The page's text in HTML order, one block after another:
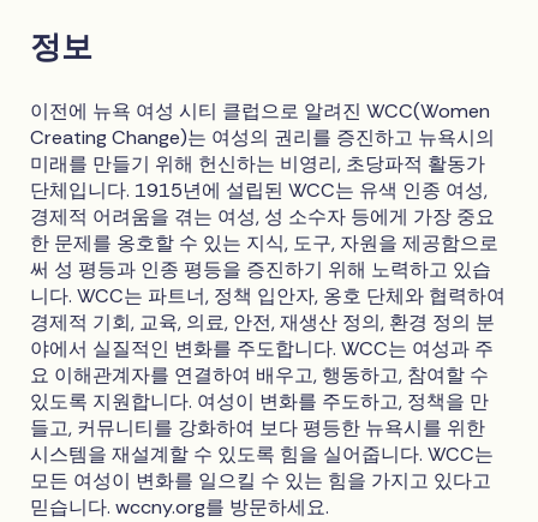
정보
이전에 뉴욕 여성 시티 클럽으로 알려진 WCC(Women
Creating Change)는 여성의 권리를 증진하고 뉴욕시의
미래를 만들기 위해 헌신하는 비영리, 초당파적 활동가
단체입니다. 1915년에 설립된 WCC는 유색 인종 여성,
경제적 어려움을 겪는 여성, 성 소수자 등에게 가장 중요
한 문제를 옹호할 수 있는 지식, 도구, 자원을 제공함으로
써 성 평등과 인종 평등을 증진하기 위해 노력하고 있습
니다. WCC는 파트너, 정책 입안자, 옹호 단체와 협력하여
경제적 기회, 교육, 의료, 안전, 재생산 정의, 환경 정의 분
야에서 실질적인 변화를 주도합니다. WCC는 여성과 주
요 이해관계자를 연결하여 배우고, 행동하고, 참여할 수
있도록 지원합니다. 여성이 변화를 주도하고, 정책을 만
들고, 커뮤니티를 강화하여 보다 평등한 뉴욕시를 위한
시스템을 재설계할 수 있도록 힘을 실어줍니다. WCC는
모든 여성이 변화를 일으킬 수 있는 힘을 가지고 있다고
믿습니다. wccny.org를 방문하세요.